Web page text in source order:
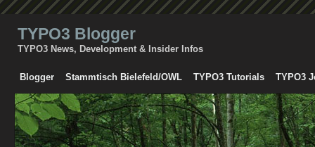
TYPO3 Blogger
TYPO3 News, Development & Insider Infos
Blogger Stammtisch Bielefeld/OWL TYPO3 Tutorials TYPO3